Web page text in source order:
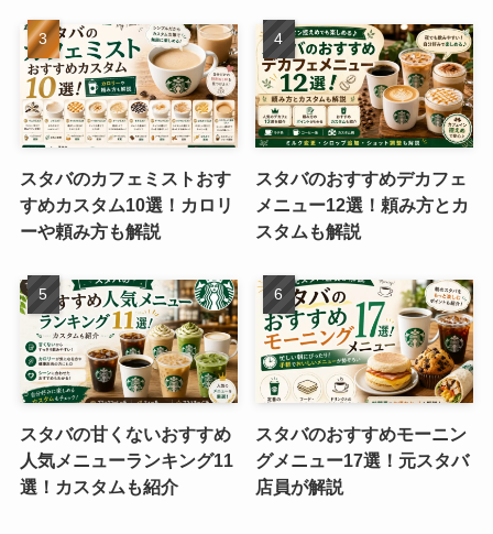
スタバのカフェミストおす
すめカスタム10選！カロリ
ーや頼み方も解説
スタバのおすすめデカフェ
メニュー12選！頼み方とカ
スタムも解説
スタバの甘くないおすすめ
人気メニューランキング11
選！カスタムも紹介
スタバのおすすめモーニン
グメニュー17選！元スタバ
店員が解説